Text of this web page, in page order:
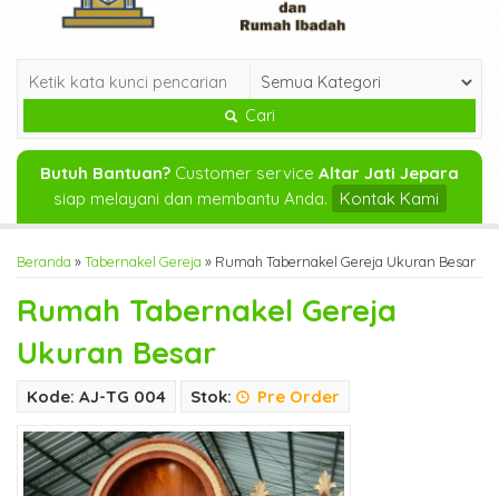
Cari
Butuh Bantuan? Customer service Altar Jati Jepara
siap melayani dan membantu Anda.
Kontak Kami
Beranda »Tabernakel Gereja » Rumah Tabernakel Gereja Ukuran Besar
Rumah Tabernakel Gereja
Ukuran Besar
Kode: AJ-TG 004 Stok: Pre Order